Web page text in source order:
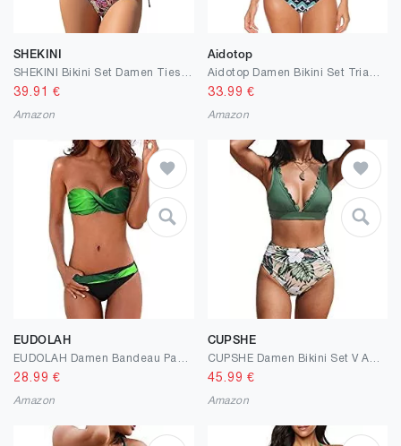
SHEKINI
39.91 €
Amazon
Aidotop
33.99 €
Amazon
EUDOLAH
28.99 €
Amazon
CUPSHE
45.99 €
Amazon